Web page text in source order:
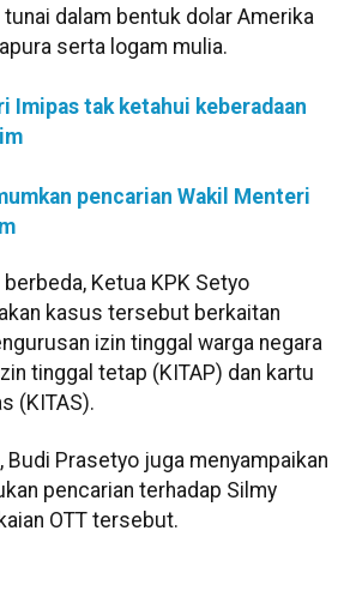
dalam bentuk dolar Amerika
serta logam mulia.
Imipas tak ketahui keberadaan
pencarian Wakil Menteri
Ketua KPK Setyo
kasus tersebut berkaitan
izin tinggal warga negara
tinggal tetap (KITAP) dan kartu
(KITAS).
Budi Prasetyo juga menyampaikan
pencarian terhadap Silmy
OTT tersebut.